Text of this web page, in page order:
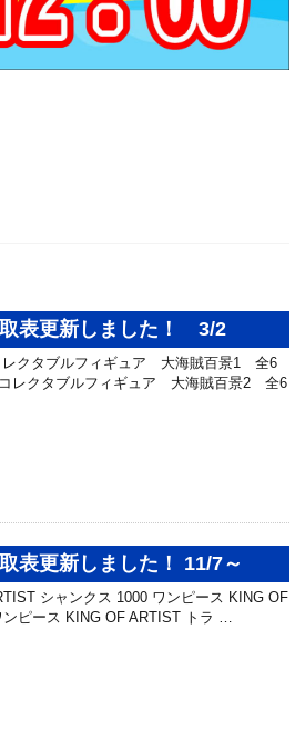
表更新しました！ 3/2
クタブルフィギュア 大海賊百景1 全6
レクタブルフィギュア 大海賊百景2 全6
表更新しました！ 11/7～
シャンクス 1000 ワンピース KING OF
ピース KING OF ARTIST トラ …